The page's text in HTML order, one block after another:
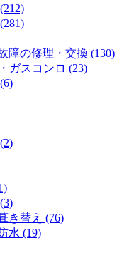
障の修理・交換 (130)
ガスコンロ (23)
き替え (76)
水 (19)